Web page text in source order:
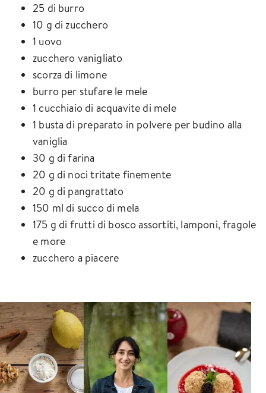
25 di burro
10 g di zucchero
1 uovo
zucchero vanigliato
scorza di limone
burro per stufare le mele
1 cucchiaio di acquavite di mele
1 busta di preparato in polvere per budino alla
vaniglia
30 g di farina
20 g di noci tritate finemente
20 g di pangrattato
150 ml di succo di mela
175 g di frutti di bosco assortiti, lamponi, fragole
e more
zucchero a piacere